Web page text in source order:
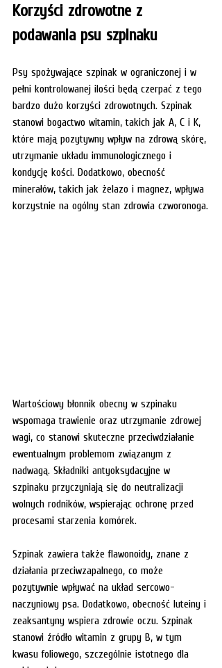
Korzyści zdrowotne z
podawania psu szpinaku
Psy spożywające szpinak w ograniczonej i w
pełni kontrolowanej ilości będą czerpać z tego
bardzo dużo korzyści zdrowotnych. Szpinak
stanowi bogactwo witamin, takich jak A, C i K,
które mają pozytywny wpływ na zdrową skórę,
utrzymanie układu immunologicznego i
kondycję kości. Dodatkowo, obecność
minerałów, takich jak żelazo i magnez, wpływa
korzystnie na ogólny stan zdrowia czworonoga.
Wartościowy błonnik obecny w szpinaku
wspomaga trawienie oraz utrzymanie zdrowej
wagi, co stanowi skuteczne przeciwdziałanie
ewentualnym problemom związanym z
nadwagą. Składniki antyoksydacyjne w
szpinaku przyczyniają się do neutralizacji
wolnych rodników, wspierając ochronę przed
procesami starzenia komórek.
Szpinak zawiera także flawonoidy, znane z
działania przeciwzapalnego, co może
pozytywnie wpływać na układ sercowo-
naczyniowy psa. Dodatkowo, obecność luteiny i
zeaksantyny wspiera zdrowie oczu. Szpinak
stanowi źródło witamin z grupy B, w tym
kwasu foliowego, szczególnie istotnego dla